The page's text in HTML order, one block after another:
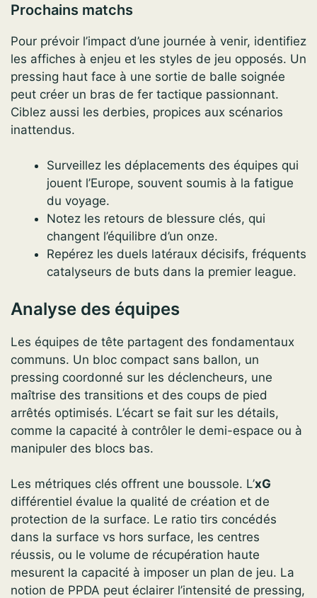
Prochains matchs
Pour prévoir l’impact d’une journée à venir, identifiez
les affiches à enjeu et les styles de jeu opposés. Un
pressing haut face à une sortie de balle soignée
peut créer un bras de fer tactique passionnant.
Ciblez aussi les derbies, propices aux scénarios
inattendus.
Surveillez les déplacements des équipes qui
jouent l’Europe, souvent soumis à la fatigue
du voyage.
Notez les retours de blessure clés, qui
changent l’équilibre d’un onze.
Repérez les duels latéraux décisifs, fréquents
catalyseurs de buts dans la premier league.
Analyse des équipes
Les équipes de tête partagent des fondamentaux
communs. Un bloc compact sans ballon, un
pressing coordonné sur les déclencheurs, une
maîtrise des transitions et des coups de pied
arrêtés optimisés. L’écart se fait sur les détails,
comme la capacité à contrôler le demi-espace ou à
manipuler des blocs bas.
Les métriques clés offrent une boussole. L’xG
différentiel évalue la qualité de création et de
protection de la surface. Le ratio tirs concédés
dans la surface vs hors surface, les centres
réussis, ou le volume de récupération haute
mesurent la capacité à imposer un plan de jeu. La
notion de PPDA peut éclairer l’intensité de pressing,